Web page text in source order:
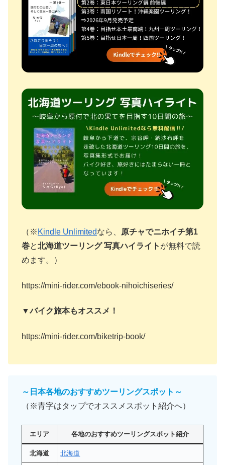
（※ Kindle Unlimitedなら、
原チャでニホイチ第1
巻と北海道ツーリング 写真ハイライト が無料で読
めます。）
https://mini-rider.com/ebook-nihoichiseries/
▼バイク旅本もオススメ！
https://mini-rider.com/biketrip-book/
～日本各地のおすすめツーリングスポット～
（※青字はタップでオススメスポット紹介へ）
エリア 各地のおすすめツーリングスポット紹介
北海道 北海道